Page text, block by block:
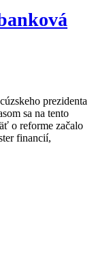
prezidenta
sa na tento
o reforme začalo
financií,